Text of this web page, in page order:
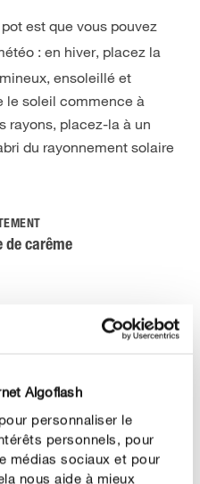
Algoflash
personnaliser le
personnels, pour
médias sociaux et pour
nous aide à mieux
est que vous pouvez
: en hiver, placez la
ensoleillé et
le soleil commence à
rayons, placez-la à un
du rayonnement solaire
de carême
à l’abri de la
L’humidité
le plus possible entre deux
de carême est en général